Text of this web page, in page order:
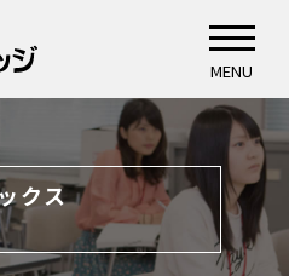
MENU
クス